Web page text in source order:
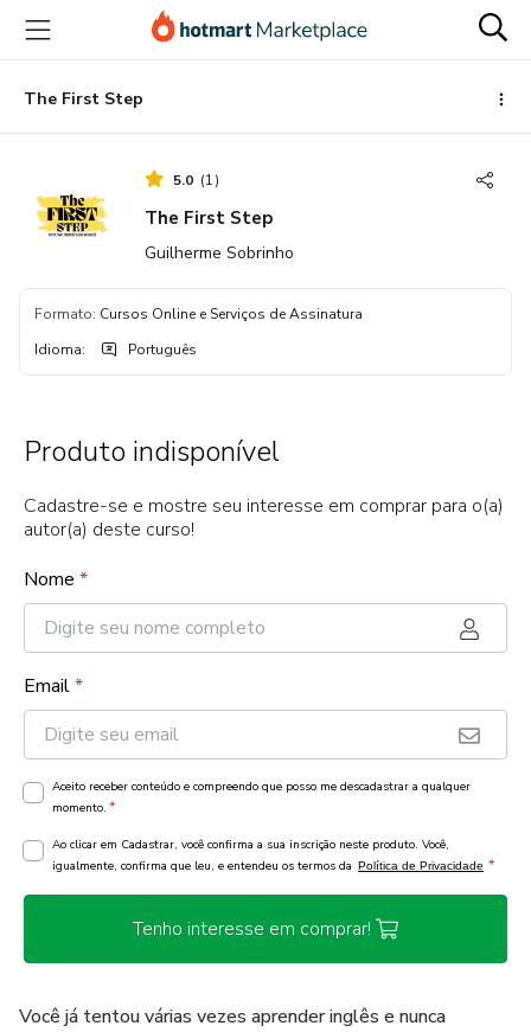
para
conteúdo
principal
para
pagamento
para
rodapé
The First Step
5.0 (1)
The First Step
Guilherme Sobrinho
Formato: Cursos Online e Serviços de Assinatura
Idioma: Português
Produto indisponível
Cadastre-se e mostre seu interesse em comprar para o(a)
autor(a) deste curso!
Nome *
Email*
Aceito receber conteúdo e compreendo que posso me descadastrar a qualquer
momento. *
Ao clicar em Cadastrar, você confirma a sua inscrição neste produto. Você,
igualmente, confirma que leu, e entendeu os termos da Política de Privacidade *
Tenho interesse em comprar!
Você já tentou várias vezes aprender inglês e nunca